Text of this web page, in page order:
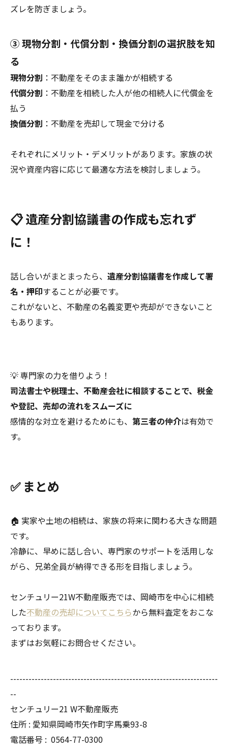
ズレを防ぎましょう。
③ 現物分割・代償分割・換価分割の選択肢を知
る
現物分割 ：不動産をそのまま誰かが相続する
代償分割 ：不動産を相続した人が他の相続人に代償金を
払う
換価分割 ：不動産を売却して現金で分ける
それぞれにメリット・デメリットがあります。家族の状
況や資産内容に応じて最適な方法を検討しましょう。
📋 遺産分割協議書の作成も忘れず
に！
話し合いがまとまったら、 遺産分割協議書を作成して署
名・押印することが必要です。
これがないと、不動産の名義変更や売却ができないこと
もあります。
💡 専門家の力を借りよう！
司法書士や税理士、不動産会社に相談することで、税金
や登記、売却の流れをスムーズに
感情的な対立を避けるためにも、 第三者の仲介は有効で
す。
✅ まとめ
🏠 実家や土地の相続は、家族の将来に関わる大きな問題
です。
冷静に、早めに話し合い、専門家のサポートを活用しな
がら、兄弟全員が納得できる形を目指しましょう。
センチュリー21W不動産販売では、岡崎市を中心に相続
した不動産の売却についてこちらから無料査定をおこな
っております。
まずはお気軽にお問合せください。
--------------------------------------------------------------------
--
センチュリー21 W不動産販売
住所 : 愛知県岡崎市矢作町字馬乗93-8
電話番号 : 0564-77-0300